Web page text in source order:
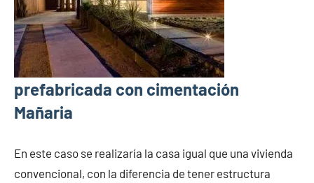
prefabricada con cimentación
Mañaria
En este caso se realizaría la casa igual que una vivienda
convencional, con la diferencia de tener estructura